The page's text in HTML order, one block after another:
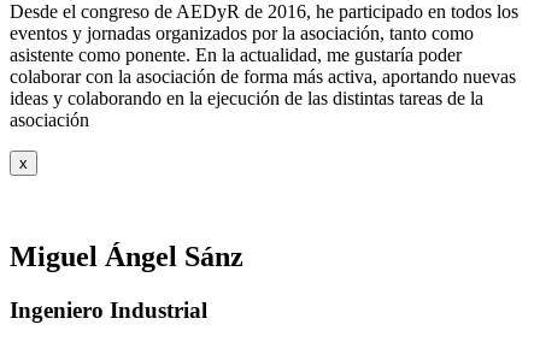
Desde el congreso de AEDyR de 2016, he participado en todos los
eventos y jornadas organizados por la asociación, tanto como
asistente como ponente. En la actualidad, me gustaría poder
colaborar con la asociación de forma más activa, aportando nuevas
ideas y colaborando en la ejecución de las distintas tareas de la
asociación
x
Miguel Ángel Sánz
Ingeniero Industrial